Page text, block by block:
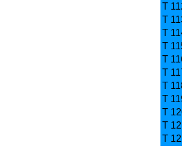
T
T
T
T
T
T
T
T
T
T
T